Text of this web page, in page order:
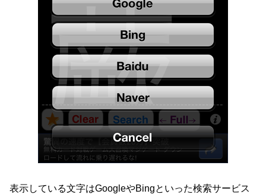
表示している文字はGoogleやBingといった検索サービス